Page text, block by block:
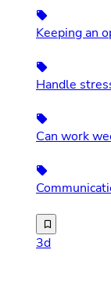
Keeping an
Handle
Can work
Ønsker du
3d